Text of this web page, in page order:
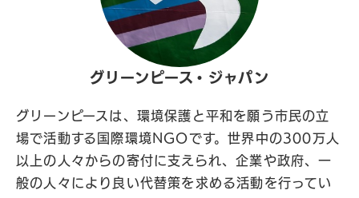
グリーンピース・ジャパン
グリーンピースは、環境保護と平和を願う市民の立
場で活動する国際環境NGOです。世界中の300万人
以上の人々からの寄付に支えられ、企業や政府、一
般の人々により良い代替策を求める活動を行ってい